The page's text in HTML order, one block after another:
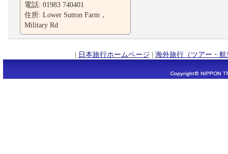
電話: 01983 740401
住所: Lower Sutton Farm，
Military Rd
| 日本旅行ホームページ | 海外旅行（ツアー・航